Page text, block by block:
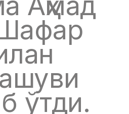
ўтди.